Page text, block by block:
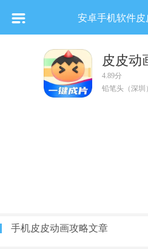
安卓手机软件皮
皮皮动
4.89分
铅笔头（深圳
手机皮皮动画攻略文章